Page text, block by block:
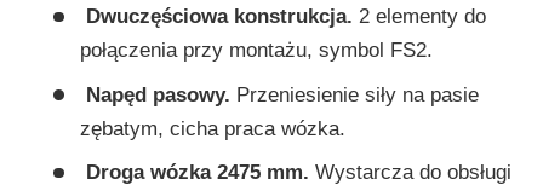
Dwuczęściowa konstrukcja. 2 elementy do
połączenia przy montażu, symbol FS2.
Napęd pasowy. Przeniesienie siły na pasie
zębatym, cicha praca wózka.
Droga wózka 2475 mm. Wystarcza do obsługi